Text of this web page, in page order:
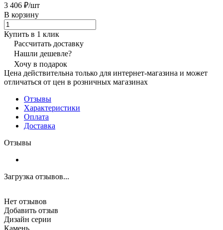
3 406 ₽/шт
В корзину
Купить в 1 клик
Рассчитать доставку
Нашли дешевле?
Хочу в подарок
Цена действительна только для интернет-магазина и может
отличаться от цен в розничных магазинах
Отзывы
Характеристики
Оплата
Доставка
Отзывы
Загрузка отзывов...
Нет отзывов
Добавить отзыв
Дизайн серии
Камень